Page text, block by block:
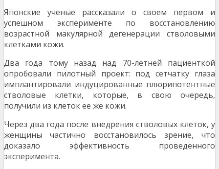
Японские ученые рассказали о своем первом и
успешном эксперименте по восстановлению
возрастной макулярной дегенерации стволовыми
клетками кожи.
Два года тому назад над 70-летней пациенткой
опробовали пилотный проект: под сетчатку глаза
имплантировали индуцированные плюрипотентные
стволовые клетки, которые, в свою очередь,
получили из клеток ее же кожи.
Через два года после внедрения стволовых клеток, у
женщины частично восстановилось зрение, что
доказало эффективность проведенного
эксперимента.